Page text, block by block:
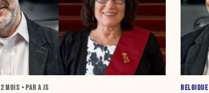
2 MOIS • PAR A JS BELGIQUE